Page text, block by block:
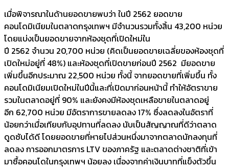
เมื่อพิจารณาในด้านยอดขายพบว่า ในปี 2562 ยอดขาย
คอนโดมิเนียมในตลาดกรุงเทพฯ มีจำนวนรวมทั้งสิ้น 43,200 หน่วย
โดยแบ่งเป็นยอดขายจากห้องชุดที่เปิดใหม่ใน
ปี 2562 จำนวน 20,700 หน่วย (คิดเป็นยอดขายเฉลี่ยของห้องชุดที่
เปิดใหม่อยู่ที่ 48%) และห้องชุดที่เปิดขายก่อนปี 2562 มียอดขาย
เพิ่มขึ้นอีกประมาณ 22,500 หน่วย ทั้งนี้ จากยอดขายที่เพิ่มขึ้น ทั้ง
คอนโดมิเนียมเปิดใหม่ในปีนี้และที่เปิดมาก่อนหน้านี้ ทำให้อัตราขาย
รวมในตลาดอยู่ที่ 90% และยังคงมีห้องชุดเหลือขายในตลาดอยู่
อีก 62,700 หน่วย มีอัตราการขายลดลง 17% ซึ่งลดลงในอัตราที่
น้อยกว่าเมื่อเทียบกับอุปทานที่ลดลง นับเป็นสัญญาณที่ดีว่าตลาด
ดูดซับได้ดี โดยยอดขายที่หายไปส่วนหนึ่งมาจากตลาดนักลงทุนที่
ลดลง การออกมาตรการ LTV ของภาครัฐ และตลาดต่างชาติที่เข้า
มาซื้อคอนโดในกรุงเทพฯ น้อยลง เนื่องจากค่าเงินบาทที่แข็งตัวขึ้น